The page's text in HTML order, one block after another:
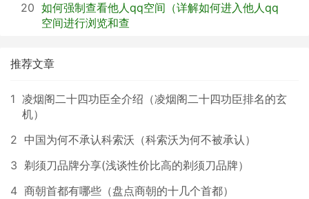
20 如何强制查看他人qq空间（详解如何进入他人qq
空间进行浏览和查
推荐文章
1 凌烟阁二十四功臣全介绍（凌烟阁二十四功臣排名的玄
机）
2 中国为何不承认科索沃（科索沃为何不被承认）
3 剃须刀品牌分享(浅谈性价比高的剃须刀品牌）
4 商朝首都有哪些（盘点商朝的十几个首都）